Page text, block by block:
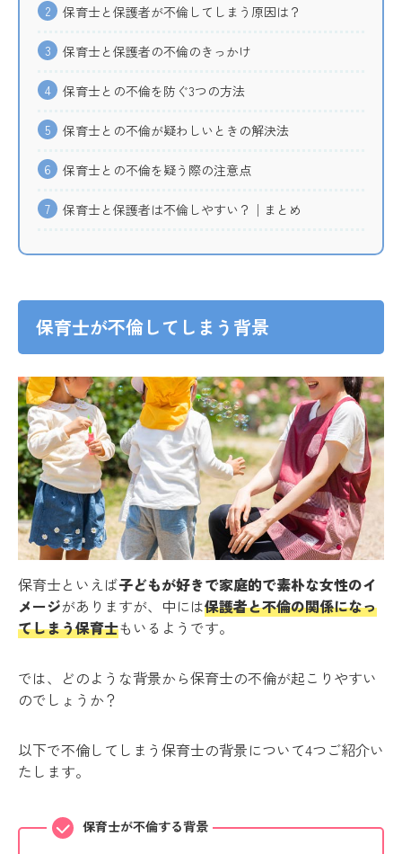
2 保育士と保護者が不倫してしまう原因は？
3 保育士と保護者の不倫のきっかけ
4 保育士との不倫を防ぐ3つの方法
5 保育士との不倫が疑わしいときの解決法
6 保育士との不倫を疑う際の注意点
7 保育士と保護者は不倫しやすい？│まとめ
保育士が不倫してしまう背景
保育士といえば子どもが好きで家庭的で素朴な女性のイ
メージがありますが、中には保護者と不倫の関係になっ
てしまう保育士もいるようです。
では、どのような背景から保育士の不倫が起こりやすい
のでしょうか？
以下で不倫してしまう保育士の背景について4つご紹介い
たします。
保育士が不倫する背景